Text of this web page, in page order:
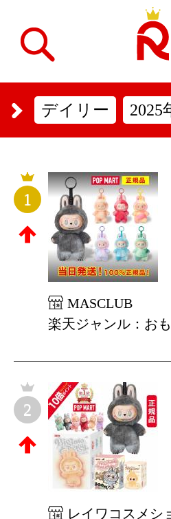
デイリー 2025
1
MASCLUB
楽天ジャンル：お
2
レイワコスメシ